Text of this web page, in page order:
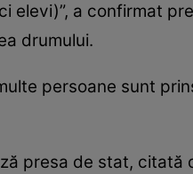
elevi)”, a confirmat
drumului.
persoane sunt
presa de stat, citată